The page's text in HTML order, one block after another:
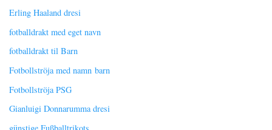
Erling Haaland dresi
fotballdrakt med eget navn
fotballdrakt til Barn
Fotbollströja med namn barn
Fotbollströja PSG
Gianluigi Donnarumma dresi
günstige Fußballtrikots